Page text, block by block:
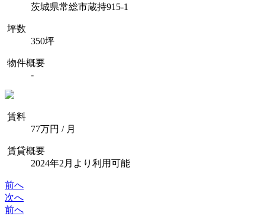
茨城県常総市蔵持915-1
坪数
350坪
物件概要
-
賃料
77万円 / 月
賃貸概要
2024年2月より利用可能
前へ
次へ
前へ